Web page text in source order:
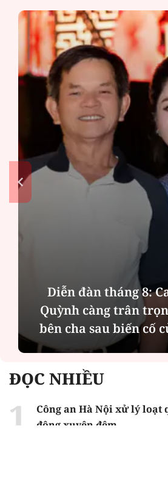
đàn tháng 8: Ca sĩ Duyên
càng trân trọng thời
cha sau biến cố của gia
ĐỌC NHIỀU
Công an Hà Nội xử lý loạt
động xuyên đêm